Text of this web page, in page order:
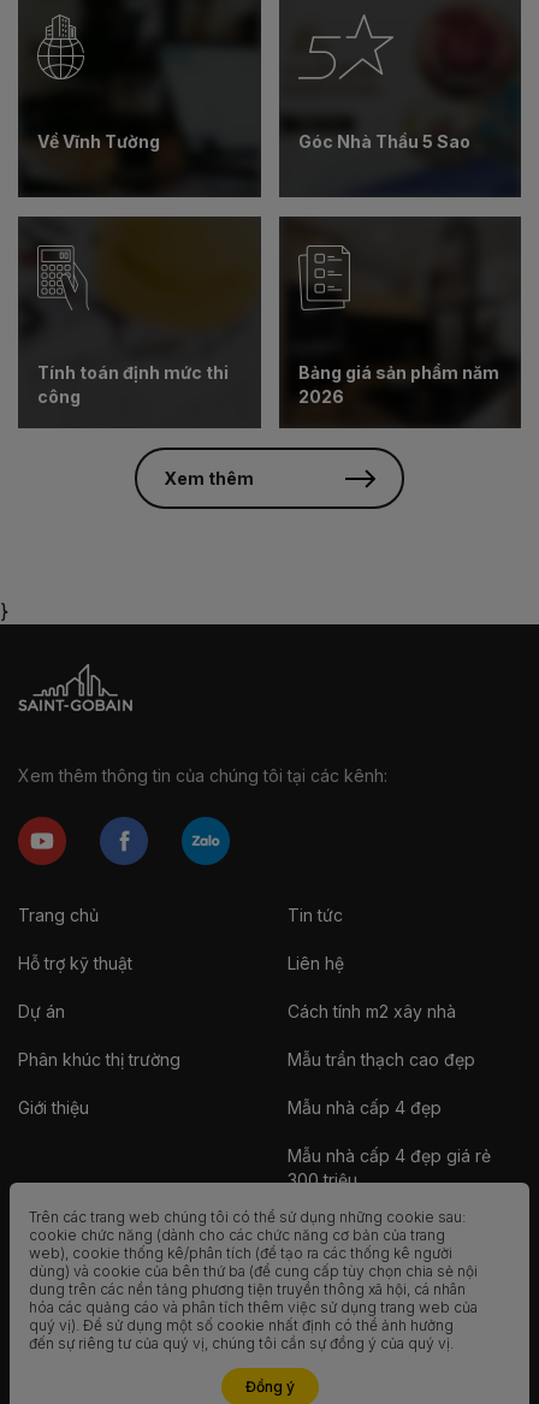
Về Vĩnh Tường Góc Nhà Thầu 5 Sao
Tính toán định mức thi
công
Bảng giá sản phẩm năm
2026
Xem thêm
}
Xem thêm thông tin của chúng tôi tại các kênh:
Trang chủ
Hỗ trợ kỹ thuật
Dự án
Phân khúc thị trường
Giới thiệu
Tin tức
Liên hệ
Cách tính m2 xây nhà
Mẫu trần thạch cao đẹp
Mẫu nhà cấp 4 đẹp
Mẫu nhà cấp 4 đẹp giá rẻ
300 triệu
Nhà vườn
Nhà container
Nhà tiền chế
Mẫu nhà 2 tầng đẹp
Trên các trang web chúng tôi có thể sử dụng những cookie sau:
cookie chức năng (dành cho các chức năng cơ bản của trang
web), cookie thống kê/phân tích (để tạo ra các thống kê người
dùng) và cookie của bên thứ ba (để cung cấp tùy chọn chia sẻ nội
dung trên các nền tảng phương tiện truyền thông xã hội, cá nhân
hóa các quảng cáo và phân tích thêm việc sử dụng trang web của
quý vị). Để sử dụng một số cookie nhất định có thể ảnh hưởng
đến sự riêng tư của quý vị, chúng tôi cần sự đồng ý của quý vị.
Đồng ý